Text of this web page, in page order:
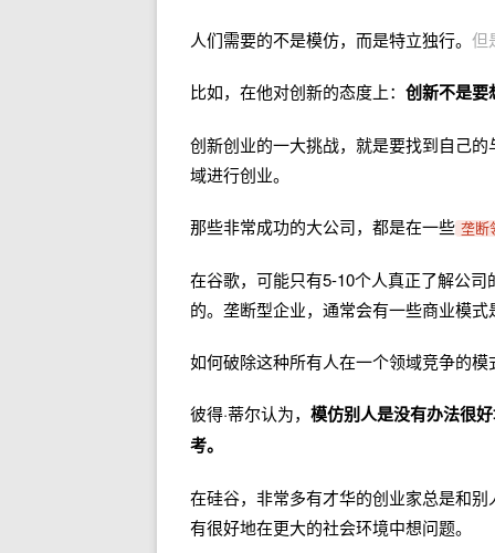
人们需要的不是模仿，而是特立独行。 但
比如，在他对创新的态度上： 创新不是要
创新创业的一大挑战，就是要找到自己
域进行创业。
那些非常成功的大公司，都是在一些 垄断
在谷歌，可能只有5-10个人真正了解公
的。垄断型企业，通常会有一些商业模
如何破除这种所有人在一个领域竞争的
彼得·蒂尔认为， 模仿别人是没有办法很
考。
在硅谷，非常多有才华的创业家总是和
有很好地在更大的社会环境中想问题。